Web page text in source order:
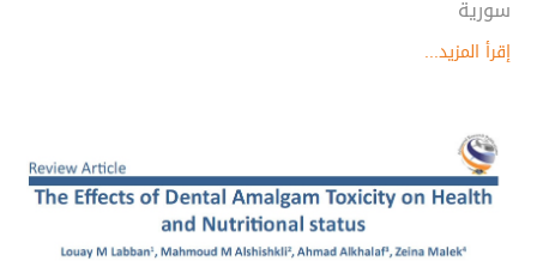
سورية
إقرأ المزيد...